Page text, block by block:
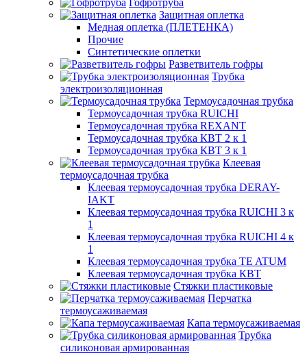
Гофротруба
Защитная оплетка
Медная оплетка (ПЛЕТЕНКА)
Прочие
Синтетические оплетки
Разветвитель гофры
Трубка
электроизоляционная
Термоусадочная трубка
Термоусадочная трубка RUICHI
Термоусадочная трубка REXANT
Термоусадочная трубка КВТ 2 к 1
Термоусадочная трубка КВТ 3 к 1
Клеевая
термоусадочная трубка
Клеевая термоусадочная трубка DERAY-
IAKT
Клеевая термоусадочная трубка RUICHI 3 к
1
Клеевая термоусадочная трубка RUICHI 4 к
1
Клеевая термоусадочная трубка TE ATUM
Клеевая термоусадочная трубка КВТ
Стяжки пластиковые
Перчатка
термоусаживаемая
Капа термоусаживаемая
Трубка
силиконовая армированная